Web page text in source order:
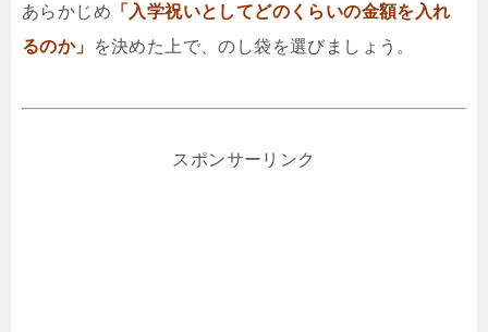
あらかじめ 「入学祝いとしてどのくらいの金額を入れ
るのか」
を決めた上で、のし袋を選びましょう。
スポンサーリンク